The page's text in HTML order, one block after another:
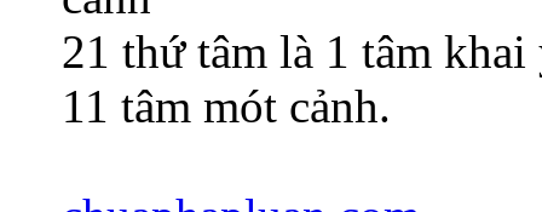
21 thứ tâm là 1 tâm
11 tâm mót cảnh.